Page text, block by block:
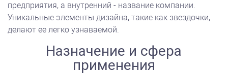
предприятия, а внутренний - название компании.
Уникальные элементы дизайна, такие как звездочки,
делают ее легко узнаваемой.
Назначение и сфера
применения